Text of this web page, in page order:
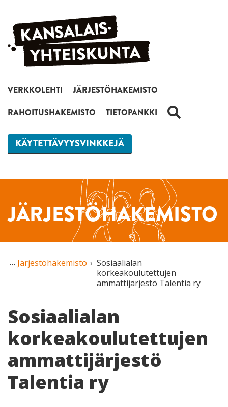
Siirry sisältöön
VERKKOLEHTI
JÄRJESTÖHAKEMISTO
RAHOITUSHAKEMISTO
TIETOPANKKI HAKU
KÄYTETTÄVYYSVINKKEJÄ
JÄRJESTÖHAKEMISTO
Järjestöhakemisto
Sosiaalialan
korkeakoulutettujen
ammattijärjestö Talentia ry
Sosiaalialan
korkeakoulutettujen
ammattijärjestö
Talentia ry